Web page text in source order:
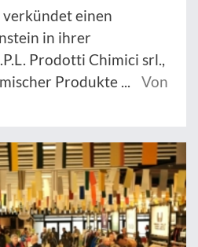
verkündet einen
in ihrer
Prodotti Chimici srl.,
Produkte ...
Von